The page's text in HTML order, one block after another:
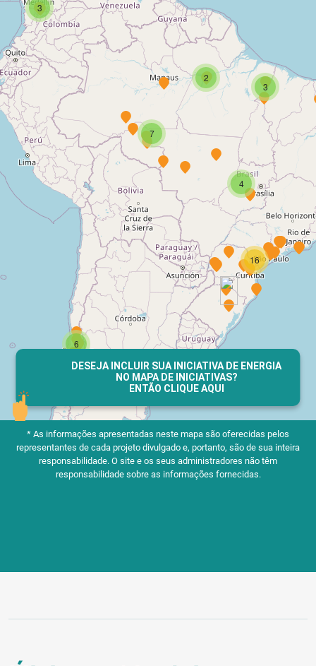
DESEJA INCLUIR SUA INICIATIVA DE ENERGIA
NO MAPA DE INICIATIVAS?
ENTÃO CLIQUE AQUI
* As informações apresentadas neste mapa são oferecidas pelos
representantes de cada projeto divulgado e, portanto, são de sua inteira
responsabilidade. O site e os seus administradores não têm
responsabilidade sobre as informações fornecidas.